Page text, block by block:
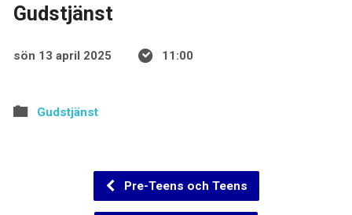
Gudstjänst
sön 13 april 2025 11:00
Gudstjänst
Pre-Teens och Teens